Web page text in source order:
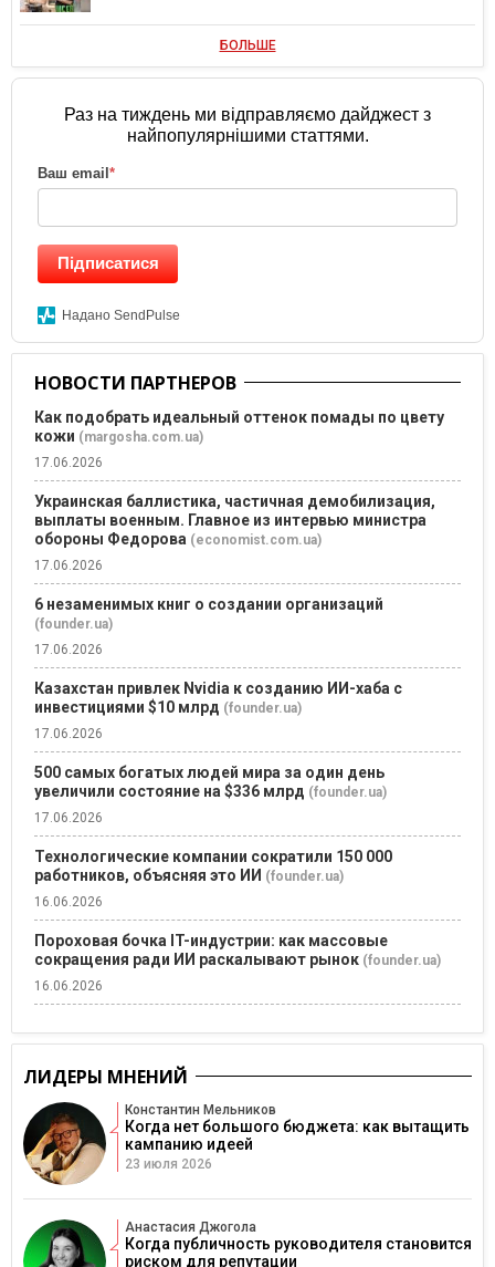
БОЛЬШЕ
Раз на тиждень ми відправляємо дайджест з
найпопулярнішими статтями.
Ваш email *
Підписатися
Надано SendPulse
НОВОСТИ ПАРТНЕРОВ
Как подобрать идеальный оттенок помады по цвету
кожи (margosha.com.ua)
17.06.2026
Украинская баллистика, частичная демобилизация,
выплаты военным. Главное из интервью министра
обороны Федорова (economist.com.ua)
17.06.2026
6 незаменимых книг о создании организаций
(founder.ua)
17.06.2026
Казахстан привлек Nvidia к созданию ИИ-хаба с
инвестициями $10 млрд (founder.ua)
17.06.2026
500 самых богатых людей мира за один день
увеличили состояние на $336 млрд (founder.ua)
17.06.2026
Технологические компании сократили 150 000
работников, объясняя это ИИ (founder.ua)
16.06.2026
Пороховая бочка IT-индустрии: как массовые
сокращения ради ИИ раскалывают рынок (founder.ua)
16.06.2026
ЛИДЕРЫ МНЕНИЙ
Константин Мельников
Когда нет большого бюджета: как вытащить
кампанию идеей
23 июля 2026
Анастасия Джогола
Когда публичность руководителя становится
риском для репутации